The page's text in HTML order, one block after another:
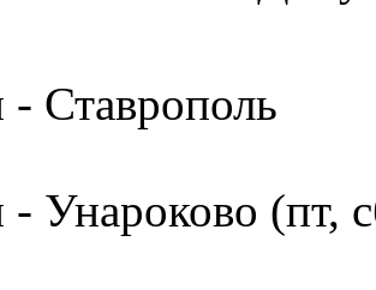
Ставрополь
Унароково (пт,